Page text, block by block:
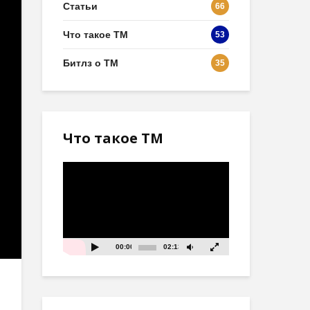
Статьи 66
Что такое ТМ 53
Битлз о ТМ 35
Что такое ТМ
00:00 02:13